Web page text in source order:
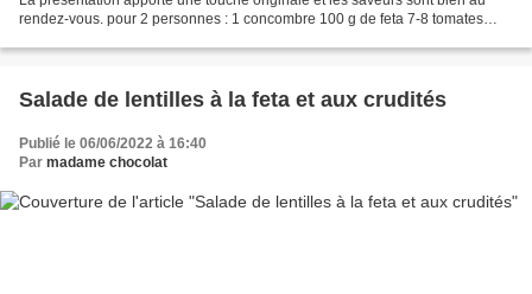
rendez-vous. pour 2 personnes : 1 concombre 100 g de feta 7-8 tomates
Salade de lentilles à la feta et aux crudités
Publié le 06/06/2022 à 16:40
Par madame chocolat